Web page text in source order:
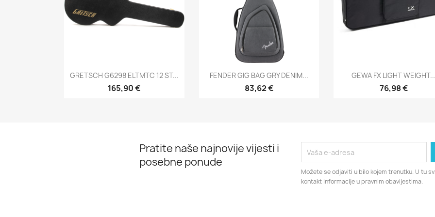
Brzi pregled
GRETSCH G6298 ELTMTC 12 ST...
165,90 €
Brzi pregled
FENDER GIG BAG GRY DENIM...
83,62 €
Brzi pregled
GEWA FX LIGHT WEIGHT...
76,98 €
Pratite naše najnovije vijesti i
posebne ponude
Možete se odjaviti u bilo kojem trenutku. U tu
kontakt informacije u pravnim obavijestima.